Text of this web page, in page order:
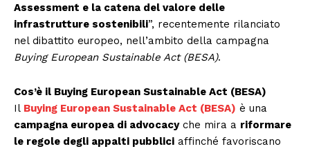
Assessment e la catena del valore delle
infrastrutture sostenibili”, recentemente rilanciato
nel dibattito europeo, nell’ambito della campagna
Buying European Sustainable Act (BESA).
Cos’è il Buying European Sustainable Act (BESA)
Il Buying European Sustainable Act (BESA) è una
campagna europea di advocacyche mira a riformare
le regole degli appalti pubblici affinché favoriscano